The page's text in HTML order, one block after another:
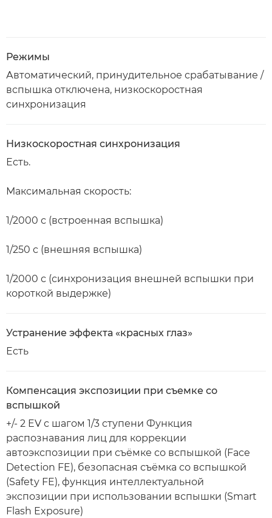
Режимы
Автоматический, принудительное срабатывание /
вспышка отключена, низкоскоростная
синхронизация
Низкоскоростная синхронизация
Есть.
Максимальная скорость:
1/2000 с (встроенная вспышка)
1/250 с (внешняя вспышка)
1/2000 с (синхронизация внешней вспышки при
короткой выдержке)
Устранение эффекта «красных глаз»
Есть
Компенсация экспозиции при съемке со
вспышкой
+/- 2 EV с шагом 1/3 ступени Функция
распознавания лиц для коррекции
автоэкспозиции при съёмке со вспышкой (Face
Detection FE), безопасная съёмка со вспышкой
(Safety FE), функция интеллектуальной
экспозиции при использовании вспышки (Smart
Flash Exposure)